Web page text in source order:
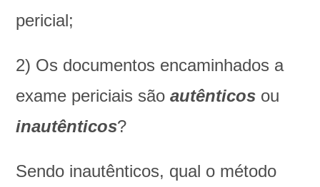
pericial;
2) Os documentos encaminhados a
exame periciais sãoautênticos ou
inautênticos?
Sendo inautênticos, qual o método